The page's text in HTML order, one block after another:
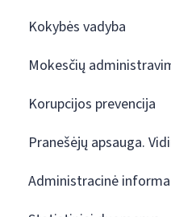
Kokybės vadyba
Mokesčių
Korupcijos prevencija
Pranešėjų apsauga.
Administracinė